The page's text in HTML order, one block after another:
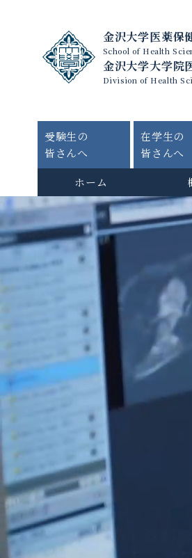
金沢大学医薬保
School of Health
金沢大学大学院
Division of Health
受験生の
皆さんへ
在学生の
皆さんへ
ホーム